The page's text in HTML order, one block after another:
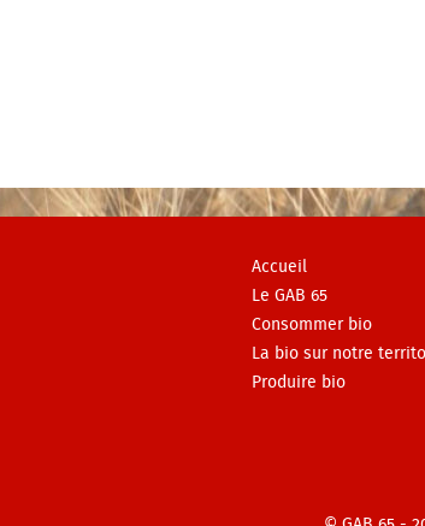
Accueil
Le GAB 65
Consommer bio
La bio sur notre
Produire bio